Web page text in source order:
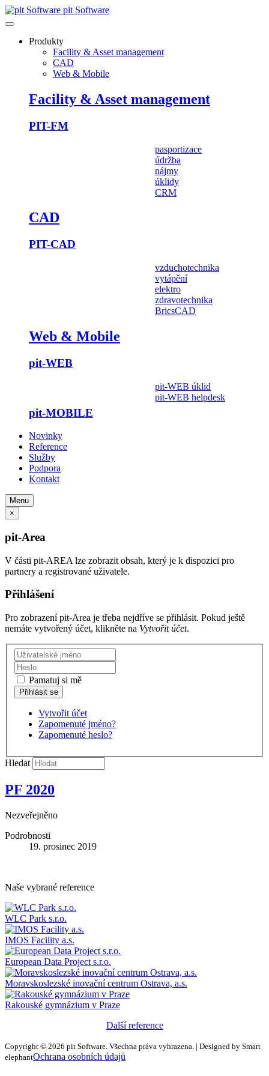
pit Software
Produkty
Facility & Asset management
CAD
Web & Mobile
Facility & Asset management
PIT-FM
pasportizace
údržba
nájmy
úklidy
CRM
CAD
PIT-CAD
vzduchotechnika
vytápění
elektro
zdravotechnika
BricsCAD
Web & Mobile
pit-WEB
pit-WEB úklid
pit-WEB helpdesk
pit-MOBILE
Novinky
Reference
Služby
Podpora
Kontakt
Menu
×
pit-Area
V části pit-AREA lze zobrazit obsah, který je k dispozici pro
partnery a registrované uživatele.
Přihlášení
Pro zobrazení pit-Area je třeba nejdříve se přihlásit. Pokud ještě
nemáte vytvořený účet, klikněte na Vytvořit účet.
Pamatuj si mě
Vytvořit účet
Zapomenuté jméno?
Zapomenuté heslo?
Hledat
PF 2020
Nezveřejněno
Podrobnosti
19. prosinec 2019
Naše vybrané reference
WLC Park s.r.o.
IMOS Facility a.s.
European Data Project s.r.o.
Moravskoslezské inovační centrum Ostrava, a.s.
Rakouské gymnázium v Praze
Další reference
Copyright © 2026 pit Software. Všechna práva vyhrazena. | Designed by Smart
elephantOchrana osobních údajů